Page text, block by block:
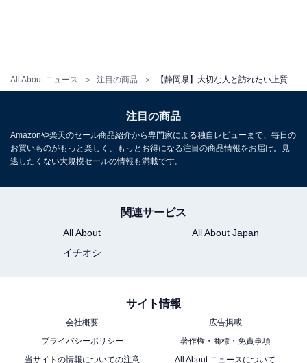
All About ニュース 注目の商品
交通手段：伊豆急行線「伊豆稲取駅」より徒歩約15分／
無料送迎バスで約5分／「東京用賀IC」より約2時間40分
大人1名（参考価格）：2万900円
※料金は公式Webサイト参考価格
※プラン・部屋により価格は変動します
注目の商品
Amazonや楽天のセール商品紹介から専門家による独自レビューまで、毎日の
お買いものがもっと楽しく、もっとお得になる注目の商品情報をお届け。見
逃したくない大規模セールの情報も満載です。
関連サービス
All About
All About Japan
イチオシ
サイト情報
会社概要
広告掲載
プライバシーポリシー
著作権・商標・免責事項
当サイトの情報についての注意
All About ニュースについて